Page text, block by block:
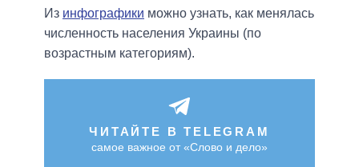
Из инфографики можно узнать, как менялась
численность населения Украины (по
возрастным категориям).
ЧИТАЙТЕ В TELEGRAM
самое важное от «Слово и дело»